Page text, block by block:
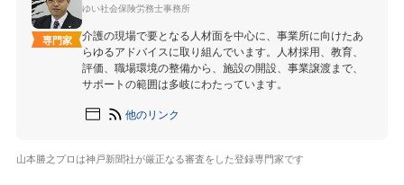
専門家
ゆい社会保険労務士事務所
介護の現場で要となる人材面を中心に、事業所に向けたあ
らゆるアドバイスに取り組んでいます。人材採用、教育、
評価、職場環境の整備から、施設の開設、事業譲渡まで、
サポートの範囲は多岐にわたっています。
他のリンク
山本勝之プロは神戸新聞社が厳正なる審査をした登録専門家です